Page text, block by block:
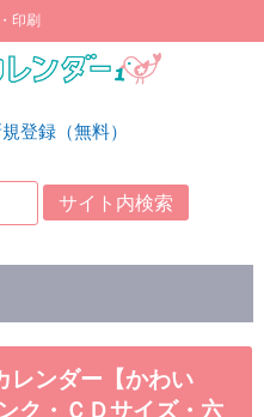
印刷
登録（無料）
レンダー【かわい
ク・ＣＤサイズ・六